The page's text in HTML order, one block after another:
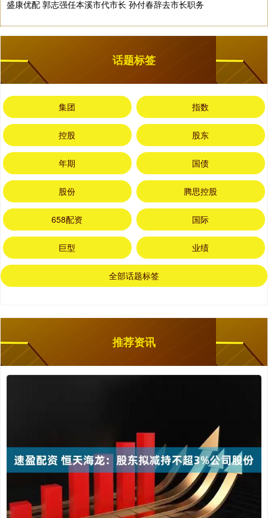
盛康优配 郭志强任本溪市代市长 孙付春辞去市长职务
话题标签
集团 指数
控股 股东
年期 国债
股份 腾思控股
658配资 国际
巨型 业绩
全部话题标签
推荐资讯